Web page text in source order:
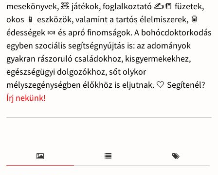
mesekönyvek, 🧸 játékok, foglalkoztató ✍️📒 füzetek,
okos 📱 eszközök, valamint a tartós élelmiszerek, 🥫
édességek 🍬 és apró finomságok. A bohócdoktorkodás
egyben szociális segítségnyújtás is: az adományok
gyakran rászoruló családokhoz, kisgyermekekhez,
egészségügyi dolgozókhoz, sőt olykor
mélyszegénységben élőkhöz is eljutnak. 🤍 Segítenél?
Írj nekünk!